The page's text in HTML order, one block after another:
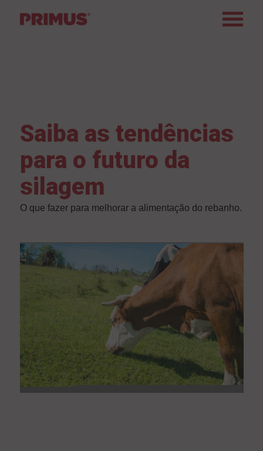
Saiba as tendências
para o futuro da
silagem
O que fazer para melhorar a alimentação do rebanho.